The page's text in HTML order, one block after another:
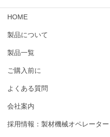
HOME
製品について
製品一覧
ご購入前に
よくある質問
会社案内
採用情報：製材機械オペレーター